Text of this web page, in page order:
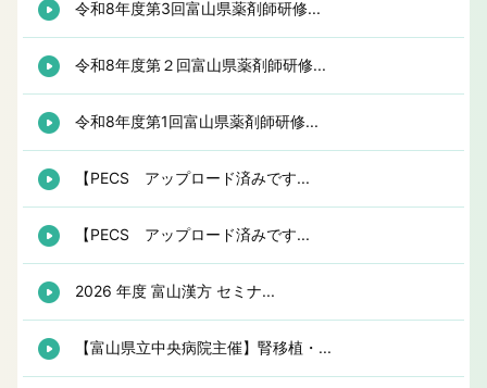
令和8年度第3回富山県薬剤師研修...
令和8年度第２回富山県薬剤師研修...
令和8年度第1回富山県薬剤師研修...
【PECS アップロード済みです...
【PECS アップロード済みです...
2026 年度 富山漢方 セミナ...
【富山県立中央病院主催】腎移植・...